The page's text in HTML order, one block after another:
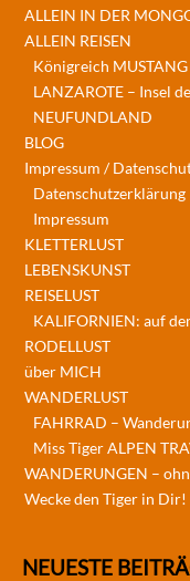
ALLEIN IN DER
ALLEIN REISEN
Königreich MUSTANG
LANZAROTE – Insel
NEUFUNDLAND
BLOG
Impressum /
Datenschutzerklärung
Impressum
KLETTERLUST
LEBENSKUNST
REISELUST
KALIFORNIEN: auf
RODELLUST
über MICH
WANDERLUST
FAHRRAD –
Miss Tiger ALPEN
WANDERUNGEN –
Wecke den Tiger in
NEUESTE